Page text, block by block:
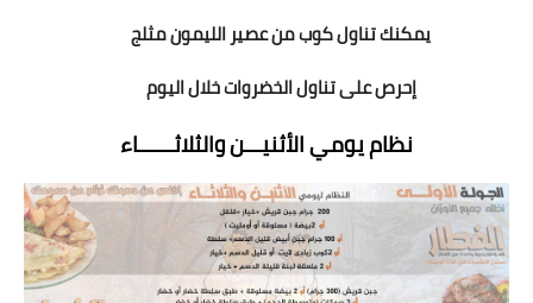
يمكنك تناول كوب من عصير الليمون مثلج
إحرص على تناول الخضروات خلال اليوم
نظام يومي الأثنيـــن والثلاثــــــاء